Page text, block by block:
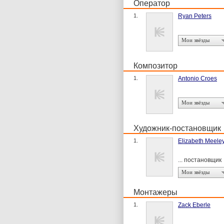
Оператор
1. Ryan Peters
Мои звёзды
Композитор
1. Antonio Croes
Мои звёзды
Художник-постановщик
1. Elizabeth
... постановщик
Мои звёзды
Монтажеры
1. Zack Eberle